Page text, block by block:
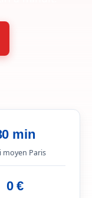
min
moyen Paris
0 €